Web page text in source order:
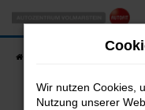
Zum
Hauptinhalt
springen
Wir nutzen Cookies,
Nutzung unserer